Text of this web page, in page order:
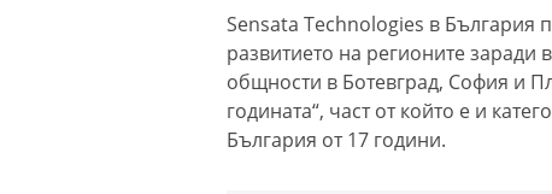
Sensata Technologies в България
развитието на регионите заради
общности в Ботевград, София и
годината“, част от който е и
България от 17 години.